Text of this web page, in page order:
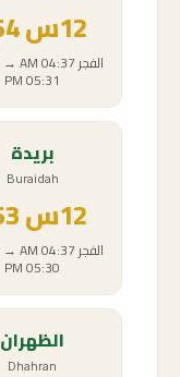
12س54د
الفجر04:37 AM
→
05:31 PM
بريدة
Buraidah
12س
الفجر04:37 AM
→
05:30 PM
الظهران
Dhahran